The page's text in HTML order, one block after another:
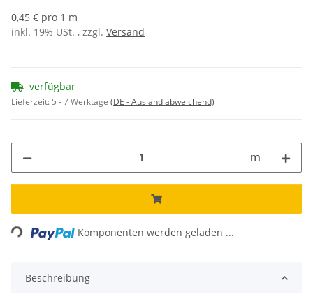
0,45 € pro 1 m
inkl. 19% USt. , zzgl. Versand
verfügbar
Lieferzeit: 5 - 7 Werktage (DE - Ausland abweichend)
m
Loading... Komponenten werden geladen ...
Beschreibung